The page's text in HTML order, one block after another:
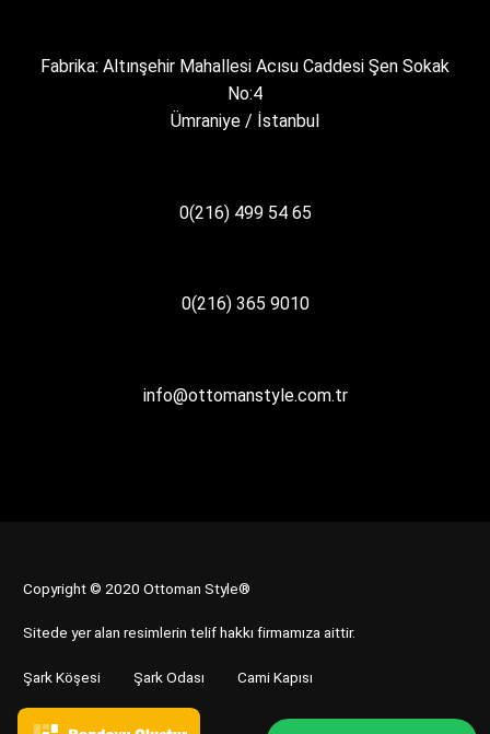
Fabrika: Altınşehir Mahallesi Acısu Caddesi Şen Sokak
No:4
Ümraniye / İstanbul
0(216) 499 54 65
0(216) 365 9010
info@ottomanstyle.com.tr
Copyright © 2020 Ottoman Style®
Sitede yer alan resimlerin telif hakkı firmamıza aittir.
Şark Köşesi Şark Odası Cami Kapısı